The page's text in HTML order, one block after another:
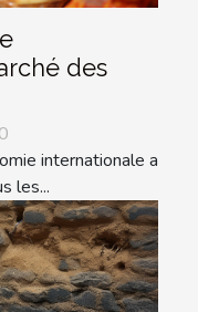
des
internationale a
les...